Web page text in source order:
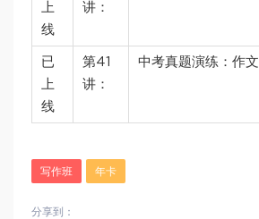
上
线
讲：
已
上
线
第41
讲：
中考真题演练：作文
写作班 年卡
分享到：